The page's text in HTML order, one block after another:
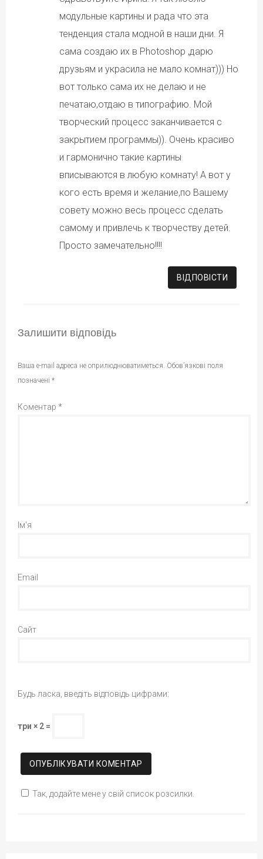
модульные картины и рада что эта
тенденция стала модной в наши дни. Я
сама создаю их в Photoshop ,дарю
друзьям и украсила не мало комнат))) Но
вот только сама их не делаю и не
печатаю,отдаю в типографию. Мой
творческий процесс заканчивается с
закрытием программы)). Очень красиво
и гармонично такие картины
вписываются в любую комнату! А вот у
кого есть время и желание,по Вашему
совету можно весь процесс сделать
самому и привлечь к творчеству детей.
Просто замечательно!!!!
ВІДПОВІCТИ
Залишити відповідь
Ваша e-mail адреса не оприлюднюватиметься. Обов’язкові поля
позначені *
Коментар *
Ім'я
Email
Сайт
Будь ласка, введіть відповідь цифрами:
три × 2 =
Так, додайте мене у свій список розсилки.